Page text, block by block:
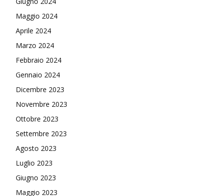
Maggio 2024
Aprile 2024
Marzo 2024
Febbraio 2024
Gennaio 2024
Dicembre 2023
Novembre 2023
Ottobre 2023
Settembre 2023
Agosto 2023
Luglio 2023
Giugno 2023
Maggio 2023